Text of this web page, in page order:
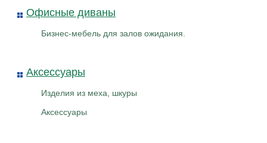
Офисные диваны
Бизнес-мебель для залов ожидания.
Аксессуары
Изделия из меха, шкуры
Аксессуары